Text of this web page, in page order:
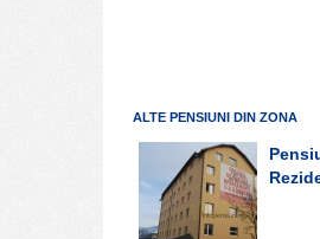
ALTE PENSIUNI DIN ZONA